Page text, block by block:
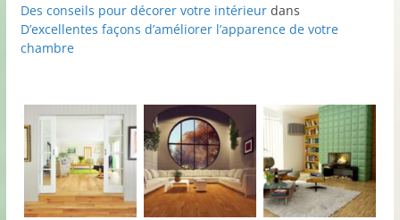
Des conseils pour décorer votre intérieurdans
D’excellentes façons d’améliorer l’apparence de votre
chambre